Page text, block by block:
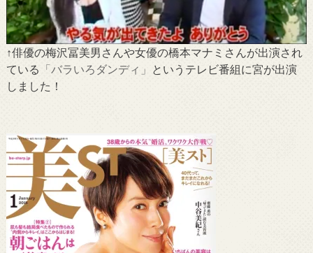
↑俳優の梅沢冨美男さんや女優の橋本マナミさんが出演され
ている 「バラいろダンディ」
というテレビ番組に宮が出演
しました！